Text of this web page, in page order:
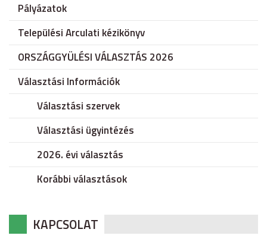
Pályázatok
Települési Arculati kézikönyv
ORSZÁGGYÜLÉSI VÁLASZTÁS 2026
Választási Információk
Választási szervek
Választási ügyintézés
2026. évi választás
Korábbi választások
KAPCSOLAT